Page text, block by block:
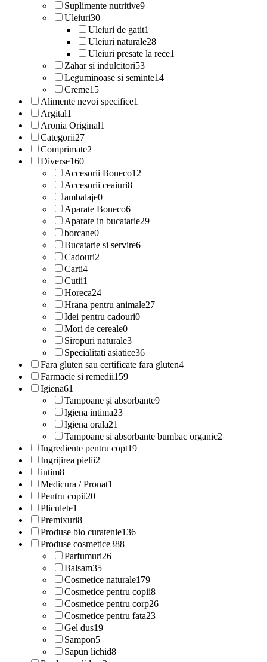
Suplimente nutritive9
Uleiuri30
Uleiuri de gatit1
Uleiuri naturale28
Uleiuri presate la rece1
Zahar si indulcitori53
Leguminoase si seminte14
Creme15
Alimente nevoi specifice1
Argital1
Aronia Original1
Categorii27
Comprimate2
Diverse160
Accesorii Boneco12
Accesorii ceaiuri8
ambalaje0
Aparate Boneco6
Aparate in bucatarie29
borcane0
Bucatarie si servire6
Cadouri2
Carti4
Cutii1
Horeca24
Hrana pentru animale27
Idei pentru cadouri0
Mori de cereale0
Siropuri naturale3
Specialitati asiatice36
Fara gluten sau certificate fara gluten4
Farmacie si remedii159
Igiena61
Tampoane și absorbante9
Igiena intima23
Igiena orala21
Tampoane si absorbante bumbac organic2
Ingrediente pentru copt19
Ingrijirea pielii2
intim8
Medicura / Pronat1
Pentru copii20
Pliculete1
Premixuri8
Produse bio curatenie136
Produse cosmetice388
Parfumuri26
Balsam35
Cosmetice naturale179
Cosmetice pentru copii8
Cosmetice pentru corp26
Cosmetice pentru fata23
Gel dus19
Sampon5
Sapun lichid8